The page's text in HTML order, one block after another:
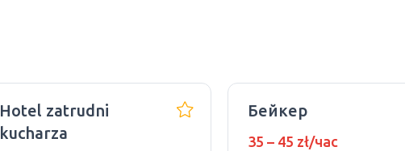
Hotel zatrudni
kucharza
Бейкер
35 – 45 zł/час